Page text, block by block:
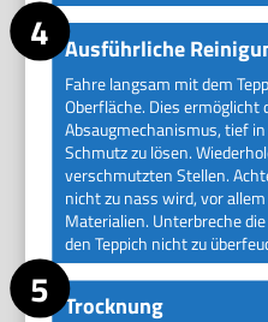
Ausführliche
Fahre langsam mit dem
Oberfläche. Dies ermöglicht
Absaugmechanismus, tief
Schmutz zu lösen.
verschmutzten Stellen.
nicht zu nass wird, vor
Materialien. Unterbreche
den Teppich nicht zu
Trocknung